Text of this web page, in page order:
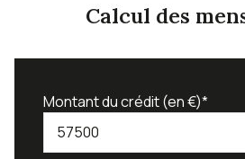
Calcul des
Montant du crédit (en €)*